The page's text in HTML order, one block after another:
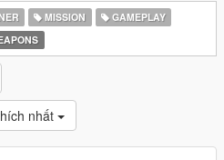
MISSION
GAMEPLAY
nhất